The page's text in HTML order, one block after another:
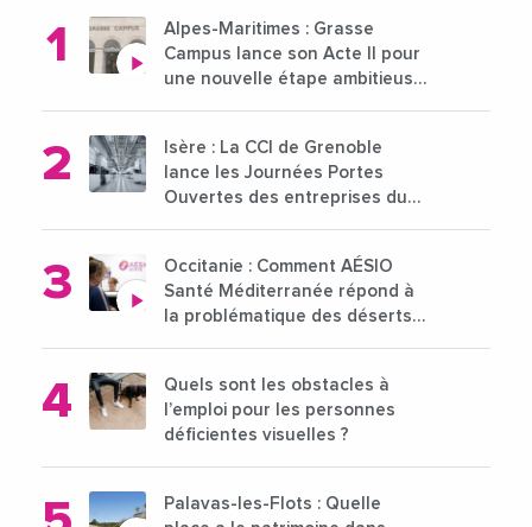
Alpes-Maritimes : Grasse
Campus lance son Acte II pour
une nouvelle étape ambitieuse
Isère : La CCI de Grenoble
lance les Journées Portes
Ouvertes des entreprises du
Occitanie : Comment AÉSIO
Santé Méditerranée répond à
la problématique des déserts
Quels sont les obstacles à
l’emploi pour les personnes
déficientes visuelles ?
Palavas-les-Flots : Quelle